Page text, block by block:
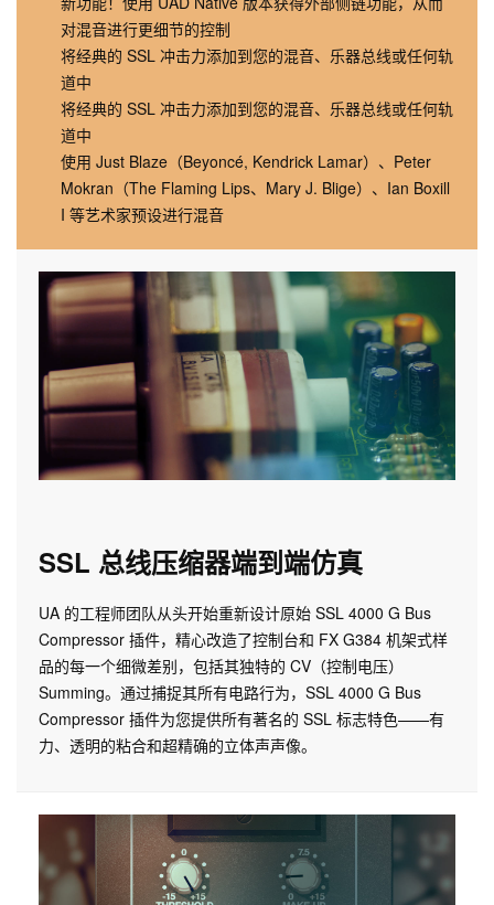
对混音进行更细节的控制
将经典的 SSL 冲击力添加到您的混音、乐器总线或任何轨
道中
将经典的 SSL 冲击力添加到您的混音、乐器总线或任何轨
道中
使用 Just Blaze（Beyoncé, Kendrick Lamar）、Peter
Mokran（The Flaming Lips、Mary J. Blige）、Ian Boxill
I 等艺术家预设进行混音
SSL 总线压缩器端到端仿真
UA 的工程师团队从头开始重新设计原始 SSL 4000 G Bus
Compressor 插件，精心改造了控制台和 FX G384 机架式样
品的每一个细微差别，包括其独特的 CV（控制电压）
Summing。通过捕捉其所有电路行为，SSL 4000 G Bus
Compressor 插件为您提供所有著名的 SSL 标志特色——有
力、透明的粘合和超精确的立体声声像。